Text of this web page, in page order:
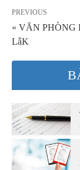
PREVIOUS
« VĂN
LắK